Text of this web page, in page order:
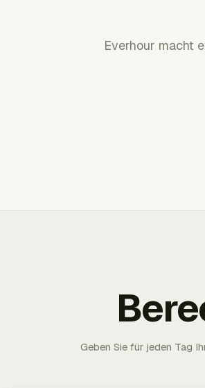
Everhour macht
Geben Sie für jeden Tag